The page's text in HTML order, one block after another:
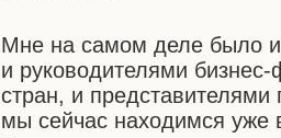
Мне на самом деле было
и руководителями
стран, и представителями
мы сейчас находимся уже